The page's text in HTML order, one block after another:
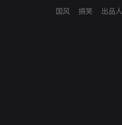
国风
搞笑
出品人